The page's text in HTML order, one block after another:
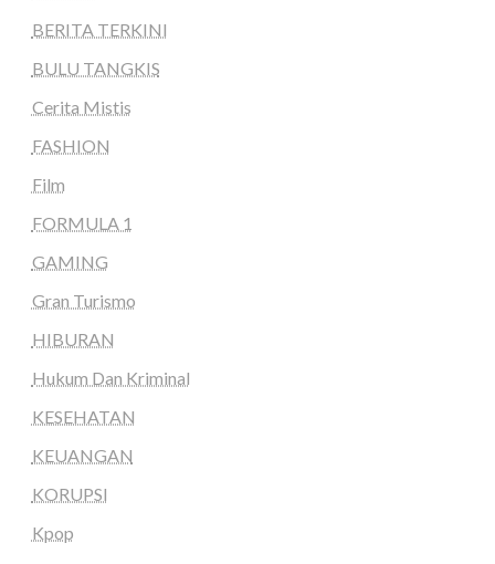
BERITA TERKINI
BULU TANGKIS
Cerita Mistis
FASHION
Film
FORMULA 1
GAMING
Gran Turismo
HIBURAN
Hukum Dan Kriminal
KESEHATAN
KEUANGAN
KORUPSI
Kpop